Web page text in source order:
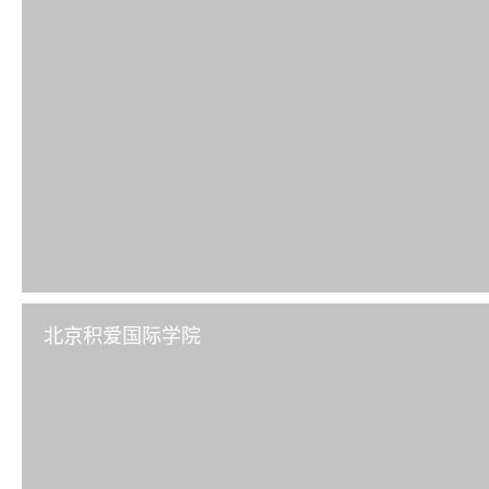
北京积爱国际学院